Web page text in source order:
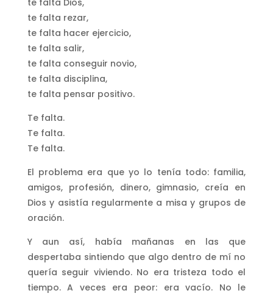
te falta Dios,
te falta rezar,
te falta hacer ejercicio,
te falta salir,
te falta conseguir novio,
te falta disciplina,
te falta pensar positivo.
Te falta.
Te falta.
Te falta.
El problema era que yo lo tenía todo: familia,
amigos, profesión, dinero, gimnasio, creía en
Dios y asistía regularmente a misa y grupos de
oración.
Y aun así, había mañanas en las que
despertaba sintiendo que algo dentro de mí no
quería seguir viviendo. No era tristeza todo el
tiempo. A veces era peor: era vacío. No le